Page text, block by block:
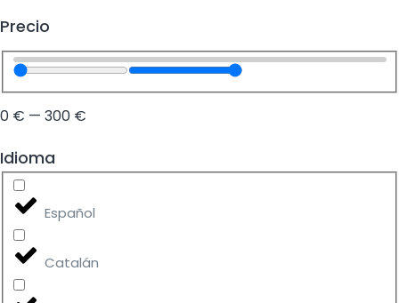
Precio
0 € — 300 €
Idioma
Español
Catalán